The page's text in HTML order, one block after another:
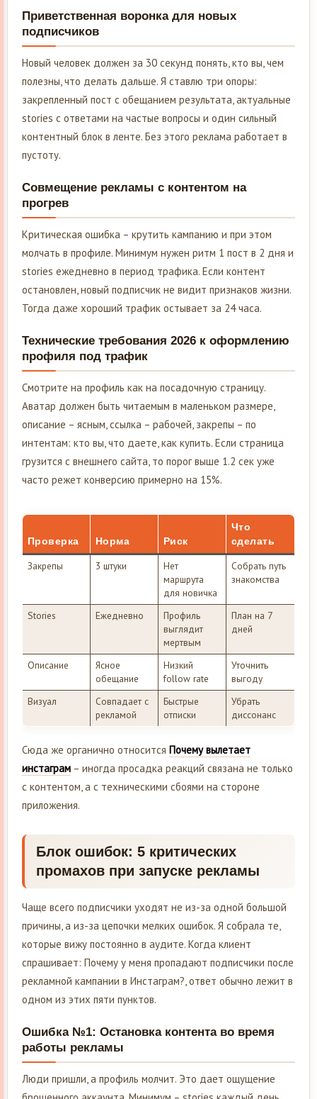
Приветственная воронка для новых
подписчиков
Новый человек должен за 30 секунд понять, кто вы, чем
полезны, что делать дальше. Я ставлю три опоры:
закрепленный пост с обещанием результата, актуальные
stories с ответами на частые вопросы и один сильный
контентный блок в ленте. Без этого реклама работает в
пустоту.
Совмещение рекламы с контентом на
прогрев
Критическая ошибка – крутить кампанию и при этом
молчать в профиле. Минимум нужен ритм 1 пост в 2 дня и
stories ежедневно в период трафика. Если контент
остановлен, новый подписчик не видит признаков жизни.
Тогда даже хороший трафик остывает за 24 часа.
Технические требования 2026 к оформлению
профиля под трафик
Смотрите на профиль как на посадочную страницу.
Аватар должен быть читаемым в маленьком размере,
описание – ясным, ссылка – рабочей, закрепы – по
интентам: кто вы, что даете, как купить. Если страница
грузится с внешнего сайта, то порог выше 1.2 сек уже
часто режет конверсию примерно на 15%.
Проверка Норма Риск
Что
сделать
Закрепы 3 штуки
Нет
маршрута
для новичка
Собрать путь
знакомства
Stories Ежедневно
Профиль
выглядит
мертвым
План на 7
дней
Описание
Ясное
обещание
Низкий
follow rate
Уточнить
выгоду
Визуал
Совпадает с
рекламой
Быстрые
отписки
Убрать
диссонанс
Сюда же органично относится Почему вылетает
инстаграм – иногда просадка реакций связана не только
с контентом, а с техническими сбоями на стороне
приложения.
Блок ошибок: 5 критических
промахов при запуске рекламы
Чаще всего подписчики уходят не из-за одной большой
причины, а из-за цепочки мелких ошибок. Я собрала те,
которые вижу постоянно в аудите. Когда клиент
спрашивает: Почему у меня пропадают подписчики после
рекламной кампании в Инстаграм?, ответ обычно лежит в
одном из этих пяти пунктов.
Ошибка №1: Остановка контента во время
работы рекламы
Люди пришли, а профиль молчит. Это дает ощущение